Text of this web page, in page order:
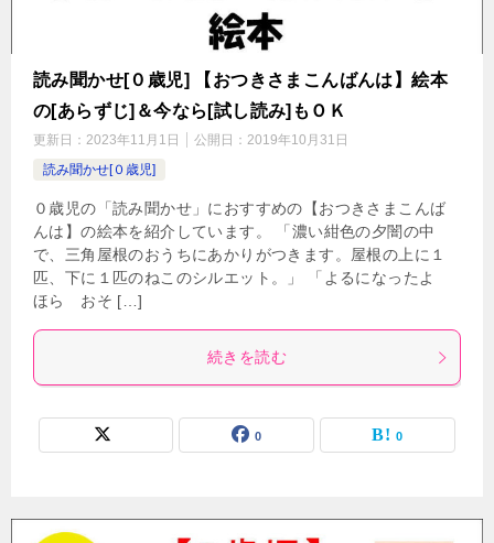
読み聞かせ[０歳児] 【おつきさまこんばんは】絵本
の[あらずじ]＆今なら[試し読み]もＯＫ
更新日： 2023年11月1日 公開日： 2019年10月31日
読み聞かせ[０歳児]
０歳児の「読み聞かせ」におすすめの【おつきさまこんば
んは】の絵本を紹介しています。 「濃い紺色の夕闇の中
で、三角屋根のおうちにあかりがつきます。屋根の上に１
匹、下に１匹のねこのシルエット。」 「よるになったよ
ほら おそ […]
続きを読む
0 0